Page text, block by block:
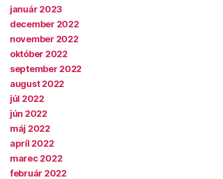
január 2023
december 2022
november 2022
október 2022
september 2022
august 2022
júl 2022
jún 2022
máj 2022
apríl 2022
marec 2022
február 2022